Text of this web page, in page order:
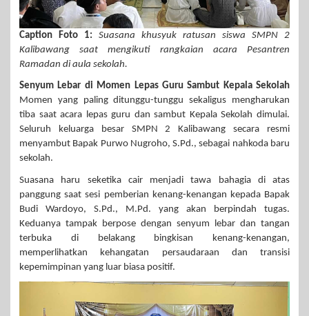
Caption Foto 1:
Suasana khusyuk ratusan siswa SMPN 2
Kalibawang saat mengikuti rangkaian acara Pesantren
Ramadan di aula sekolah.
Senyum Lebar di Momen Lepas Guru Sambut Kepala Sekolah
Momen yang paling ditunggu-tunggu sekaligus mengharukan
tiba saat acara lepas guru dan sambut Kepala Sekolah dimulai.
Seluruh keluarga besar SMPN 2 Kalibawang secara resmi
menyambut Bapak Purwo Nugroho, S.Pd., sebagai nahkoda baru
sekolah.
Suasana haru seketika cair menjadi tawa bahagia di atas
panggung saat sesi pemberian kenang-kenangan kepada Bapak
Budi Wardoyo, S.Pd., M.Pd. yang akan berpindah tugas.
Keduanya tampak berpose dengan senyum lebar dan tangan
terbuka di belakang bingkisan kenang-kenangan,
memperlihatkan kehangatan persaudaraan dan transisi
kepemimpinan yang luar biasa positif.